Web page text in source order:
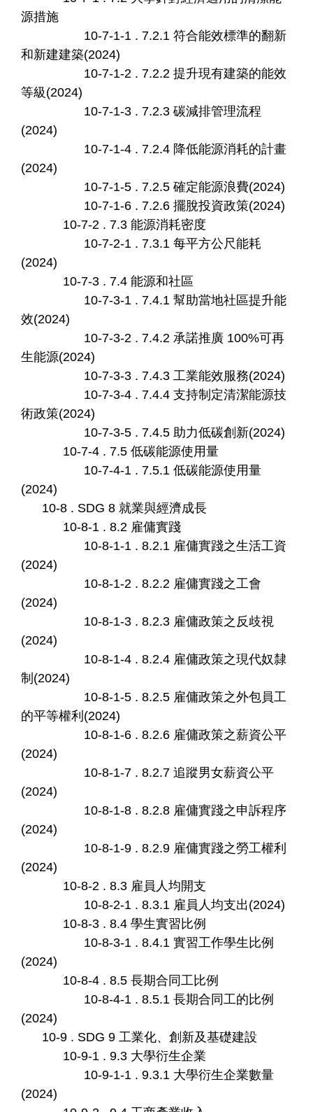
源措施
10-7-1-1 . 7.2.1 符合能效標準的翻新
和新建建築(2024)
10-7-1-2 . 7.2.2 提升現有建築的能效
等級(2024)
10-7-1-3 . 7.2.3 碳減排管理流程
(2024)
10-7-1-4 . 7.2.4 降低能源消耗的計畫
(2024)
10-7-1-5 . 7.2.5 確定能源浪費(2024)
10-7-1-6 . 7.2.6 擺脫投資政策(2024)
10-7-2 . 7.3 能源消耗密度
10-7-2-1 . 7.3.1 每平方公尺能耗
(2024)
10-7-3 . 7.4 能源和社區
10-7-3-1 . 7.4.1 幫助當地社區提升能
效(2024)
10-7-3-2 . 7.4.2 承諾推廣 100%可再
生能源(2024)
10-7-3-3 . 7.4.3 工業能效服務(2024)
10-7-3-4 . 7.4.4 支持制定清潔能源技
術政策(2024)
10-7-3-5 . 7.4.5 助力低碳創新(2024)
10-7-4 . 7.5 低碳能源使用量
10-7-4-1 . 7.5.1 低碳能源使用量
(2024)
10-8 . SDG 8 就業與經濟成長
10-8-1 . 8.2 雇傭實踐
10-8-1-1 . 8.2.1 雇傭實踐之生活工資
(2024)
10-8-1-2 . 8.2.2 雇傭實踐之工會
(2024)
10-8-1-3 . 8.2.3 雇傭政策之反歧視
(2024)
10-8-1-4 . 8.2.4 雇傭政策之現代奴隸
制(2024)
10-8-1-5 . 8.2.5 雇傭政策之外包員工
的平等權利(2024)
10-8-1-6 . 8.2.6 雇傭政策之薪資公平
(2024)
10-8-1-7 . 8.2.7 追蹤男女薪資公平
(2024)
10-8-1-8 . 8.2.8 雇傭實踐之申訴程序
(2024)
10-8-1-9 . 8.2.9 雇傭實踐之勞工權利
(2024)
10-8-2 . 8.3 雇員人均開支
10-8-2-1 . 8.3.1 雇員人均支出(2024)
10-8-3 . 8.4 學生實習比例
10-8-3-1 . 8.4.1 實習工作學生比例
(2024)
10-8-4 . 8.5 長期合同工比例
10-8-4-1 . 8.5.1 長期合同工的比例
(2024)
10-9 . SDG 9 工業化、創新及基礎建設
10-9-1 . 9.3 大學衍生企業
10-9-1-1 . 9.3.1 大學衍生企業數量
(2024)